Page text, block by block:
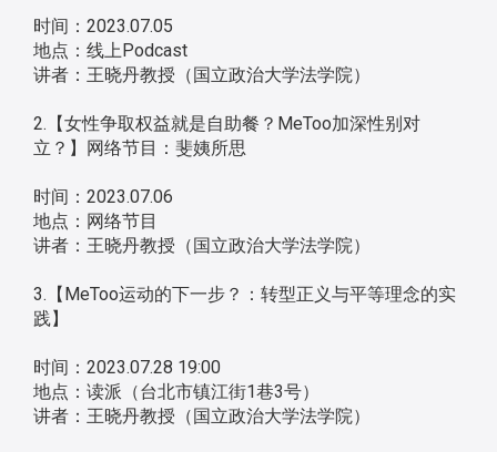
时间：2023.07.05
地点：线上Podcast
讲者：王晓丹教授（国立政治大学法学院）
2.【女性争取权益就是自助餐？MeToo加深性别对
立？】网络节目：斐姨所思
时间：2023.07.06
地点：网络节目
讲者：王晓丹教授（国立政治大学法学院）
3.【MeToo运动的下一步？：转型正义与平等理念的实
践】
时间：2023.07.28 19:00
地点：读派（台北市镇江街1巷3号）
讲者：王晓丹教授（国立政治大学法学院）